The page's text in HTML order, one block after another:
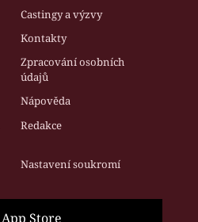
Castingy a výzvy
Kontakty
Zpracování osobních
údajů
Nápověda
Redakce
Nastavení soukromí
App Store